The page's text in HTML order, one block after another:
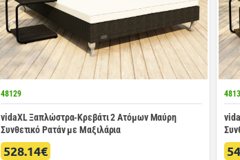
48129
vidaXL Ξαπλώστρα-Κρεβάτι 2 Ατόμων Μαύρη
Συνθετικό Ρατάν με Μαξιλάρια
528.14€